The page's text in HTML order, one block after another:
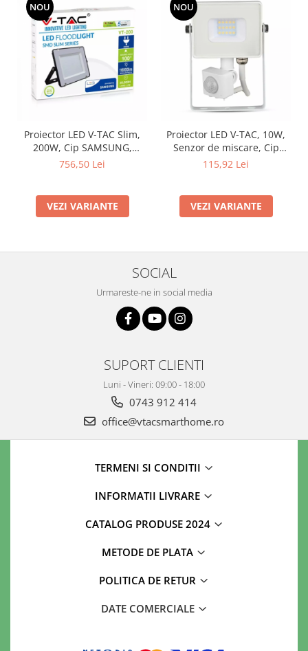
NOU
Proiector LED V-TAC Slim,
200W, Cip SAMSUNG,
80lm/w, 16000lm
756,50 Lei
VEZI VARIANTE
NOU
Proiector LED V-TAC, 10W,
Senzor de miscare, Cip
SAMSUNG, IP65
115,92 Lei
VEZI VARIANTE
SOCIAL
Urmareste-ne in social media
SUPORT CLIENTI
Luni - Vineri: 09:00 - 18:00
0743 912 414
office@vtacsmarthome.ro
TERMENI SI CONDITII
INFORMATII LIVRARE
CATALOG PRODUSE 2024
METODE DE PLATA
POLITICA DE RETUR
DATE COMERCIALE